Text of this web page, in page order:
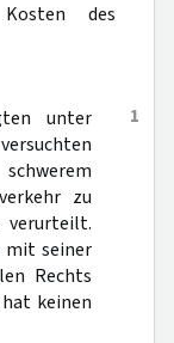
des
1
unter
zu
verurteilt.
mit seiner
Rechts
keinen